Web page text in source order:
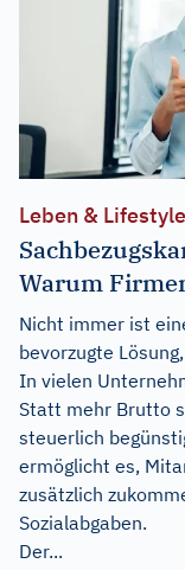
Leben & Lifestyle
Warum
Nicht immer ist
bevorzugte
In vielen
Statt mehr Brutto
steuerlich
ermöglicht es,
zusätzlich
Sozialabgaben.
Der...